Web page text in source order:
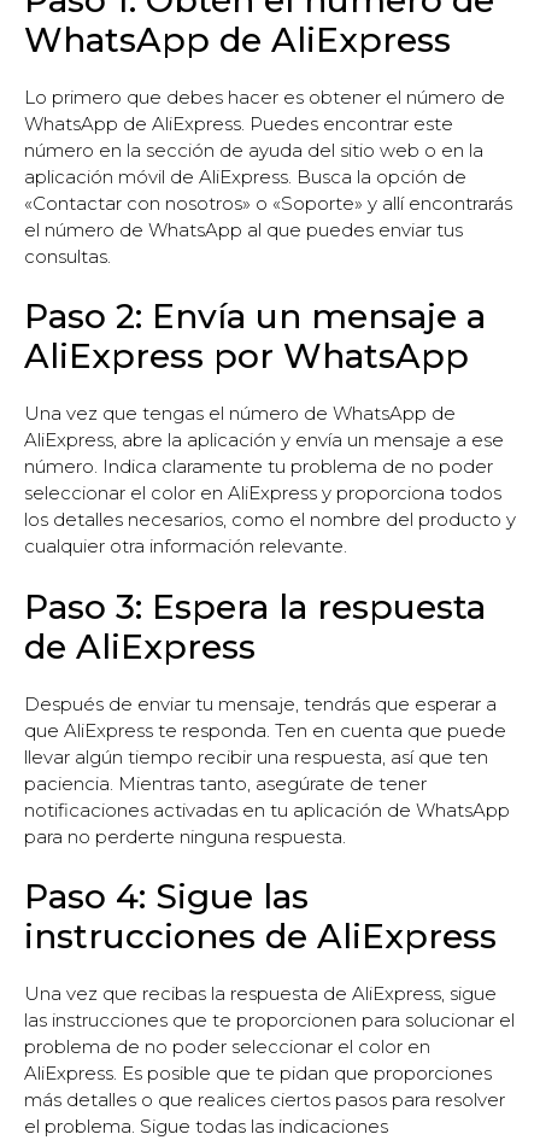
WhatsApp de AliExpress
Lo primero que debes hacer es obtener el número de
WhatsApp de AliExpress. Puedes encontrar este
número en la sección de ayuda del sitio web o en la
aplicación móvil de AliExpress. Busca la opción de
«Contactar con nosotros» o «Soporte» y allí encontrarás
el número de WhatsApp al que puedes enviar tus
consultas.
Paso 2: Envía un mensaje a
AliExpress por WhatsApp
Una vez que tengas el número de WhatsApp de
AliExpress, abre la aplicación y envía un mensaje a ese
número. Indica claramente tu problema de no poder
seleccionar el color en AliExpress y proporciona todos
los detalles necesarios, como el nombre del producto y
cualquier otra información relevante.
Paso 3: Espera la respuesta
de AliExpress
Después de enviar tu mensaje, tendrás que esperar a
que AliExpress te responda. Ten en cuenta que puede
llevar algún tiempo recibir una respuesta, así que ten
paciencia. Mientras tanto, asegúrate de tener
notificaciones activadas en tu aplicación de WhatsApp
para no perderte ninguna respuesta.
Paso 4: Sigue las
instrucciones de AliExpress
Una vez que recibas la respuesta de AliExpress, sigue
las instrucciones que te proporcionen para solucionar el
problema de no poder seleccionar el color en
AliExpress. Es posible que te pidan que proporciones
más detalles o que realices ciertos pasos para resolver
el problema. Sigue todas las indicaciones